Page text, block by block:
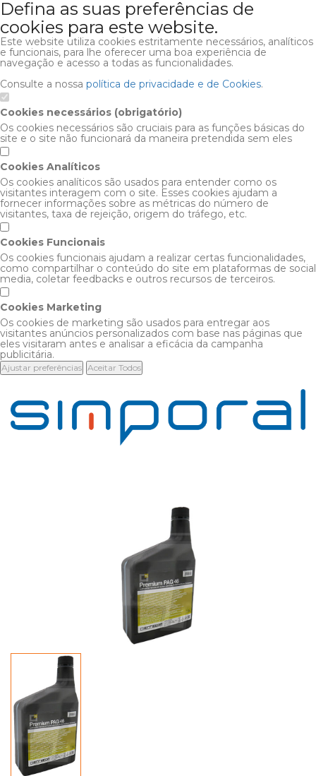
Defina as suas preferências de
cookies para este website.
Este website utiliza cookies estritamente necessários, analíticos
e funcionais, para lhe oferecer uma boa experiência de
navegação e acesso a todas as funcionalidades.
Consulte a nossa política de privacidade e de Cookies.
Cookies necessários (obrigatório)
Os cookies necessários são cruciais para as funções básicas do
site e o site não funcionará da maneira pretendida sem eles
Cookies Analíticos
Os cookies analíticos são usados para entender como os
visitantes interagem com o site. Esses cookies ajudam a
fornecer informações sobre as métricas do número de
visitantes, taxa de rejeição, origem do tráfego, etc.
Cookies Funcionais
Os cookies funcionais ajudam a realizar certas funcionalidades,
como compartilhar o conteúdo do site em plataformas de social
media, coletar feedbacks e outros recursos de terceiros.
Cookies Marketing
Os cookies de marketing são usados para entregar aos
visitantes anúncios personalizados com base nas páginas que
eles visitaram antes e analisar a eficácia da campanha
publicitária.
Ajustar preferências Aceitar Todos